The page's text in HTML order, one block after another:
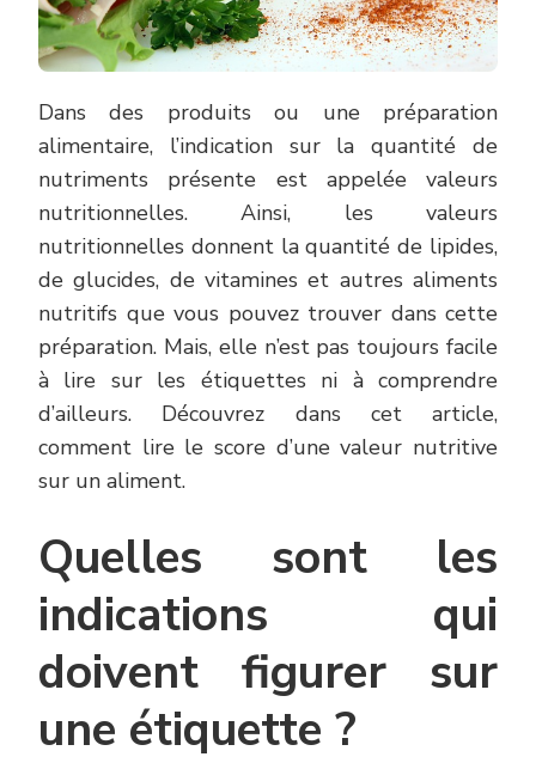
Dans des produits ou une préparation
alimentaire, l’indication sur la quantité de
nutriments présente est appelée valeurs
nutritionnelles. Ainsi, les valeurs
nutritionnelles donnent la quantité de lipides,
de glucides, de vitamines et autres aliments
nutritifs que vous pouvez trouver dans cette
préparation. Mais, elle n’est pas toujours facile
à lire sur les étiquettes ni à comprendre
d’ailleurs. Découvrez dans cet article,
comment lire le score d’une valeur nutritive
sur un aliment.
Quelles sont les
indications qui
doivent figurer sur
une étiquette ?